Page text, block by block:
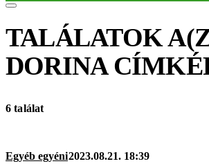
TALÁLATOK
DORINA
6 találat
Egyéb egyéni2023.08.21. 18:39